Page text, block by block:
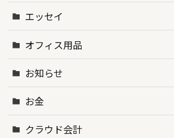
エッセイ
オフィス用品
お知らせ
お金
クラウド会計